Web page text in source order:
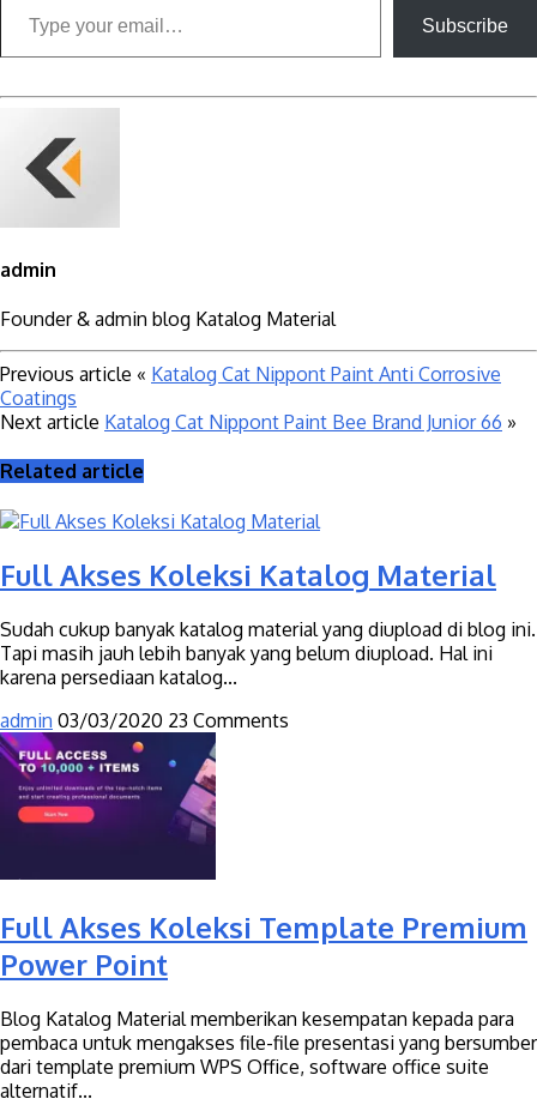
Subscribe
admin
Founder & admin blog Katalog Material
Previous article « Katalog Cat Nippont Paint Anti Corrosive
Coatings
Next article Katalog Cat Nippont Paint Bee Brand Junior 66 »
Related article
Full Akses Koleksi Katalog Material
Sudah cukup banyak katalog material yang diupload di blog ini.
Tapi masih jauh lebih banyak yang belum diupload. Hal ini
karena persediaan katalog...
admin 03/03/2020 23 Comments
Full Akses Koleksi Template Premium
Power Point
Blog Katalog Material memberikan kesempatan kepada para
pembaca untuk mengakses file-file presentasi yang bersumber
dari template premium WPS Office, software office suite
alternatif...